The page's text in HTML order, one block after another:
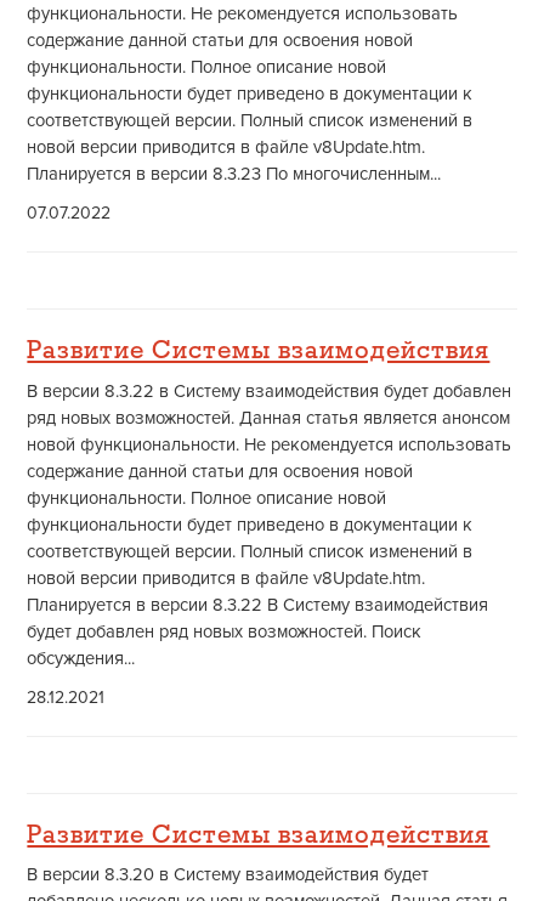
функциональности. Не рекомендуется использовать
содержание данной статьи для освоения новой
функциональности. Полное описание новой
функциональности будет приведено в документации к
соответствующей версии. Полный список изменений в
новой версии приводится в файле v8Update.htm.
Планируется в версии 8.3.23 По многочисленным...
07.07.2022
Развитие Системы взаимодействия
В версии 8.3.22 в Систему взаимодействия будет добавлен
ряд новых возможностей. Данная статья является анонсом
новой функциональности. Не рекомендуется использовать
содержание данной статьи для освоения новой
функциональности. Полное описание новой
функциональности будет приведено в документации к
соответствующей версии. Полный список изменений в
новой версии приводится в файле v8Update.htm.
Планируется в версии 8.3.22 В Систему взаимодействия
будет добавлен ряд новых возможностей. Поиск
обсуждения...
28.12.2021
Развитие Системы взаимодействия
В версии 8.3.20 в Систему взаимодействия будет